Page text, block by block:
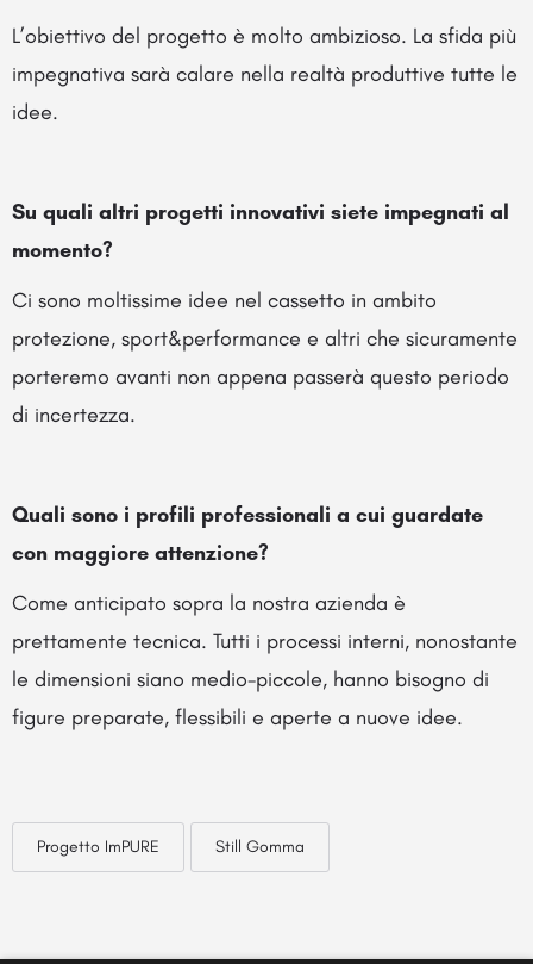
L’obiettivo del progetto è molto ambizioso. La sfida più
impegnativa sarà calare nella realtà produttive tutte le
idee.
Su quali altri progetti innovativi siete impegnati al
momento?
Ci sono moltissime idee nel cassetto in ambito
protezione, sport&performance e altri che sicuramente
porteremo avanti non appena passerà questo periodo
di incertezza.
Quali sono i profili professionali a cui guardate
con maggiore attenzione?
Come anticipato sopra la nostra azienda è
prettamente tecnica. Tutti i processi interni, nonostante
le dimensioni siano medio-piccole, hanno bisogno di
figure preparate, flessibili e aperte a nuove idee.
Progetto ImPURE Still Gomma